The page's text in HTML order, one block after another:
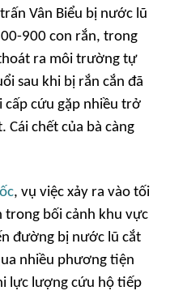
Vân Biểu bị nước lũ
900 con rắn, trong
ra môi trường tự
sau khi bị rắn cắn đã
cấp cứu gặp nhiều trở
Cái chết của bà càng
, vụ việc xảy ra vào tối
bối cảnh khu vực
đường bị nước lũ cắt
nhiều phương tiện
lực lượng cứu hộ tiếp